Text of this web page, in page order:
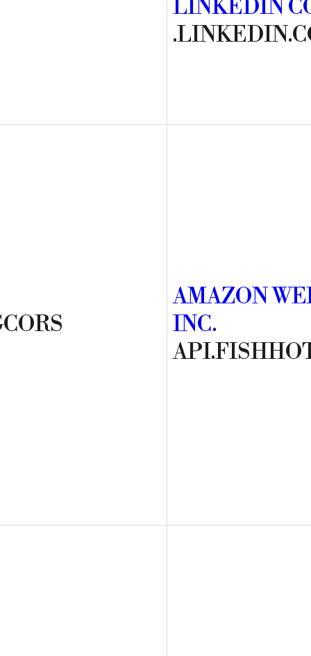
LINKEDIN
AMAZON
INC.